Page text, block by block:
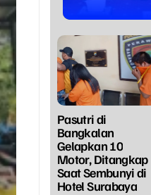
Pasutri di
Bangkalan
Gelapkan 10
Motor, Ditangkap
Saat Sembunyi di
Hotel Surabaya